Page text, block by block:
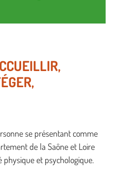
se présentant comme
de la Saône et Loire
et psychologique.